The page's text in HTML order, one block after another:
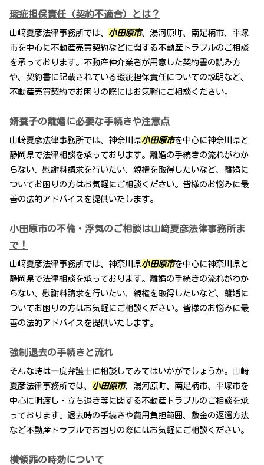
瑕疵担保責任（契約不適合）とは？
山﨑夏彦法律事務所では、 小田原市、湯河原町、南足柄市、平塚
市を中心に不動産売買契約などに関する不動産トラブルのご相談
を承っております。不動産仲介業者が用意した契約書の読み方
や、契約書に記載されている瑕疵担保責任についての説明など、
不動産売買契約でお困りの際にはお気軽にご相談ください。
婿養子の離婚に必要な手続きや注意点
山﨑夏彦法律事務所では、神奈川県小田原市を中心に神奈川県と
静岡県で法律相談を承っております。離婚の手続きの流れがわか
らない、慰謝料請求を行いたい、親権を取得したいなど、離婚に
ついてお困りの方はお気軽にご相談ください。皆様のお悩みに最
善の法的アドバイスを提供いたします。
小田原市の不倫・浮気のご相談は山﨑夏彦法律事務所ま
で！
山﨑夏彦法律事務所では、神奈川県小田原市を中心に神奈川県と
静岡県で法律相談を承っております。離婚の手続きの流れがわか
らない、慰謝料請求を行いたい、親権を取得したいなど、離婚に
ついてお困りの方はお気軽にご相談ください。皆様のお悩みに最
善の法的アドバイスを提供いたします。
強制退去の手続きと流れ
そんな時は一度弁護士に相談してみてはいかがでしょうか。山﨑
夏彦法律事務所では、 小田原市、湯河原町、南足柄市、平塚市を
中心に明渡し・立ち退き等に関する不動産トラブルのご相談を承
っております。退去時の手続きや費用負担範囲、敷金の返還方法
など不動産トラブルでお困りの際にはお気軽にご相談ください。
横領罪の時効について